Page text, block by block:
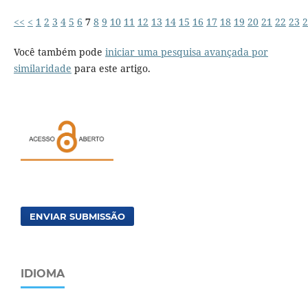
<< < 1 2 3 4 5 6 7 8 9 10 11 12 13 14 15 16 17 18 19 20 21 22 23
Você também pode iniciar uma pesquisa avançada por
similaridade para este artigo.
ENVIAR SUBMISSÃO
IDIOMA